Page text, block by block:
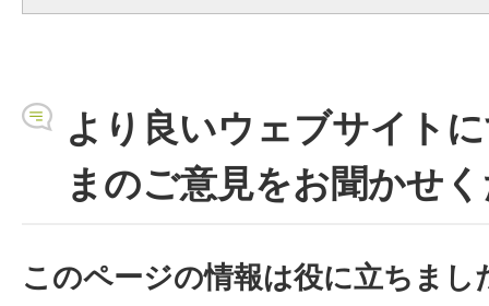
より良いウェブサイト
まのご意見をお聞かせ
このページの情報は役に立ちまし